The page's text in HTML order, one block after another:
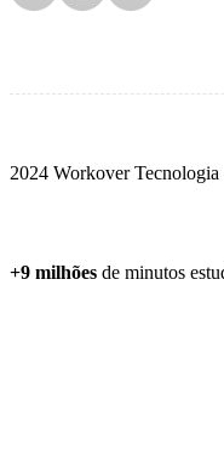
2024 Workover Tecnologia
+9 milhões de minutos